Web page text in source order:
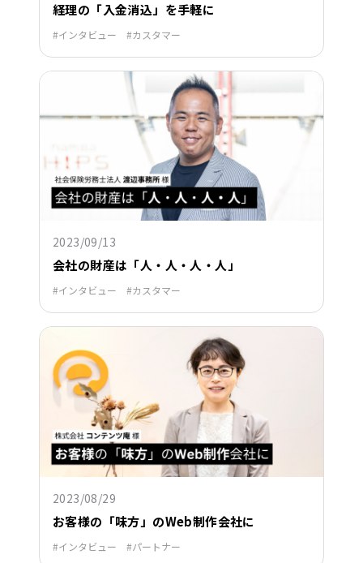
経理の「入金消込」を手軽に
インタビュー カスタマー
2023/09/13
会社の財産は「人・人・人・人」
インタビュー カスタマー
2023/08/29
お客様の「味方」のWeb制作会社に
インタビュー パートナー